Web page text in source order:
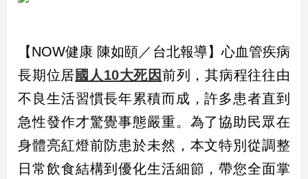
市
地
產
品
觀
點
政
【NOW健康 陳如頤／台北報導】心血管疾病
長期位居國人10大死因前列，其病程往往由
不良生活習慣長年累積而成，許多患者直到
急性發作才驚覺事態嚴重。為了協助民眾在
身體亮紅燈前防患於未然，本文特別從調整
日常飲食結構到優化生活細節，帶您全面掌